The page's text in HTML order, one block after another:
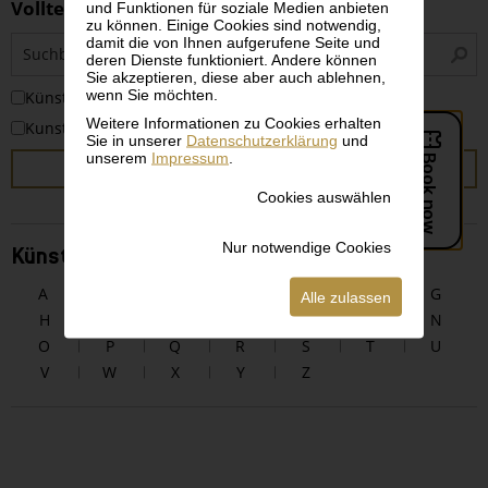
und Funktionen für soziale Medien anbieten
zu können. Einige Cookies sind notwendig,
damit die von Ihnen aufgerufene Seite und
deren Dienste funktioniert. Andere können
Sie akzeptieren, diese aber auch ablehnen,
wenn Sie möchten.
Weitere Informationen zu Cookies erhalten
Sie in unserer Datenschutzerklärung und
unserem Impressum
Cookies auswählen
Nur notwendige Cookies
Alle zulassen
Volltextsuche
KünstlerInnen
Kunstwerke
SUCHEN
KünstlerInnen alphabetisch
A E F
G
H
L M
N
O
P Q R S T
U
V
W X Y Z